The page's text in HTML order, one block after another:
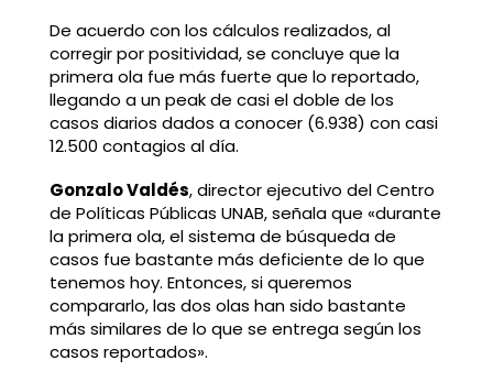
De acuerdo con los cálculos realizados, al
corregir por positividad, se concluye que la
primera ola fue más fuerte que lo reportado,
llegando a un peak de casi el doble de los
casos diarios dados a conocer (6.938) con casi
12.500 contagios al día.
Gonzalo Valdés, director ejecutivo del Centro
de Políticas Públicas UNAB, señala que «durante
la primera ola, el sistema de búsqueda de
casos fue bastante más deficiente de lo que
tenemos hoy. Entonces, si queremos
compararlo, las dos olas han sido bastante
más similares de lo que se entrega según los
casos reportados».